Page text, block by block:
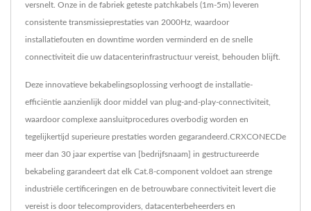
versnelt. Onze in de fabriek geteste patchkabels (1m-5m) leveren
consistente transmissieprestaties van 2000Hz, waardoor
installatiefouten en downtime worden verminderd en de snelle
connectiviteit die uw datacenterinfrastructuur vereist, behouden blijft.
Deze innovatieve bekabelingsoplossing verhoogt de installatie-
efficiëntie aanzienlijk door middel van plug-and-play-connectiviteit,
waardoor complexe aansluitprocedures overbodig worden en
tegelijkertijd superieure prestaties worden gegarandeerd.CRXCONECDe
meer dan 30 jaar expertise van [bedrijfsnaam] in gestructureerde
bekabeling garandeert dat elk Cat.8-component voldoet aan strenge
industriële certificeringen en de betrouwbare connectiviteit levert die
vereist is door telecomproviders, datacenterbeheerders en